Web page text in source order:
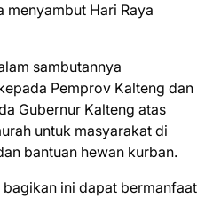
menyambut Hari Raya
sambutannya
Pemprov Kalteng dan
Gubernur Kalteng atas
untuk masyarakat di
bantuan hewan kurban.
ini dapat bermanfaat